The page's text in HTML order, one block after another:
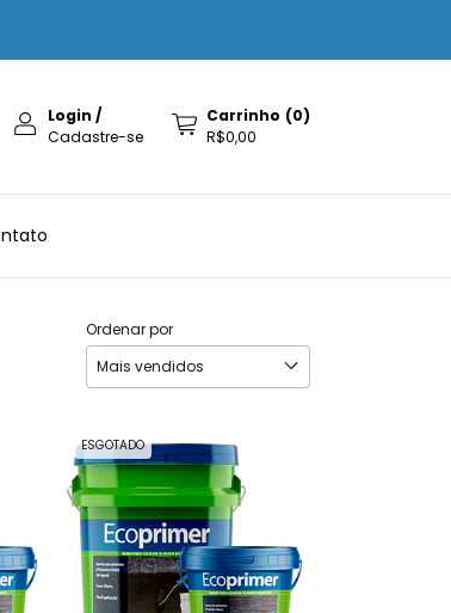
Login /
Cadastre-se
Carrinho (0)
R$0,00
Ordenar por
ESGOTADO